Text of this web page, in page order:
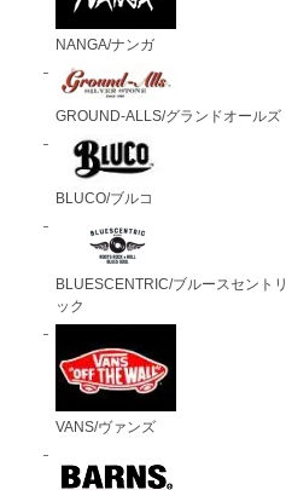
NANGA/ナンガ
GROUND-ALLS/グランドオールズ
BLUCO/ブルコ
BLUESCENTRIC/ブルースセントリ
ック
VANS/ヴァンズ